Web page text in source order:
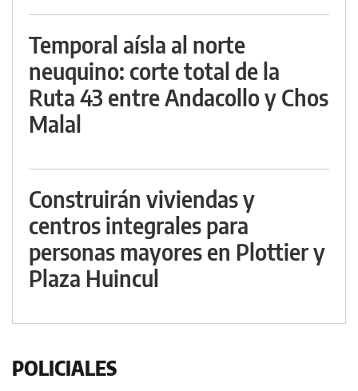
Temporal aísla al norte
neuquino: corte total de la
Ruta 43 entre Andacollo y Chos
Malal
Construirán viviendas y
centros integrales para
personas mayores en Plottier y
Plaza Huincul
POLICIALES